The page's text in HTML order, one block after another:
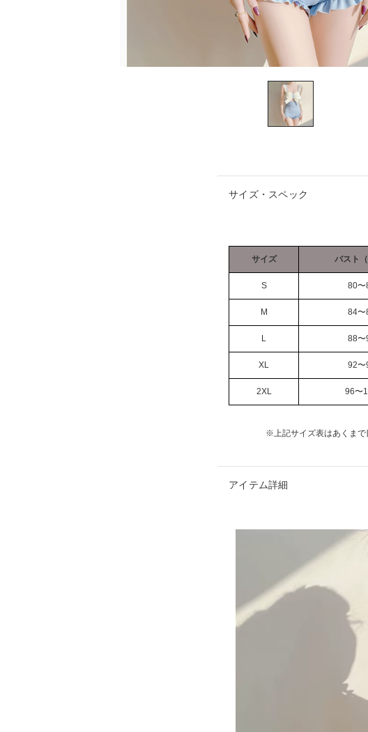
サイズ・スペック
サイズ バスト（
S 80〜
M 84〜
L 88〜
XL 92〜
2XL 96〜
※上記サイズ表はあくまで
アイテム詳細